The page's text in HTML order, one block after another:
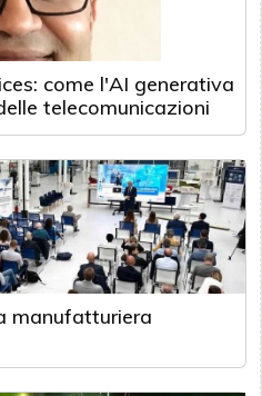
come l'AI generativa
telecomunicazioni
manufatturiera